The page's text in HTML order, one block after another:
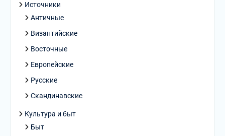
Источники
Античные
Византийские
Восточные
Европейские
Русские
Скандинавские
Культура и быт
Быт